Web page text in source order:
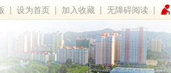
|设为首页 | 加入收藏 |无障碍阅读 |